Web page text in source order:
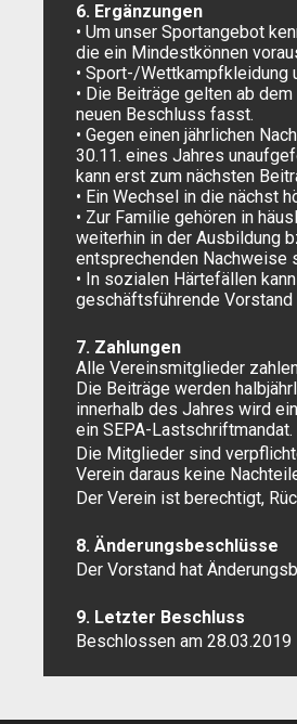
6. Ergänzungen
• Um unser Sportangebot
die ein Mindestkönnen
• Sport-/Wettkampfkleidung
• Die Beiträge gelten ab
neuen Beschluss fasst.
• Gegen einen jährlichen
30.11. eines Jahres
kann erst zum nächsten
• Ein Wechsel in die nächst
• Zur Familie gehören in
weiterhin in der Ausbildung
entsprechenden Nachweise
• In sozialen Härtefällen
geschäftsführende
7. Zahlungen
Alle Vereinsmitglieder
Die Beiträge werden
innerhalb des Jahres wird
ein SEPA-Lastschriftmandat.
Die Mitglieder sind
Verein daraus keine
Der Verein ist berechtigt,
8. Änderungsbeschlüsse
Der Vorstand hat
9. Letzter Beschluss
Beschlossen am 28.03.2019